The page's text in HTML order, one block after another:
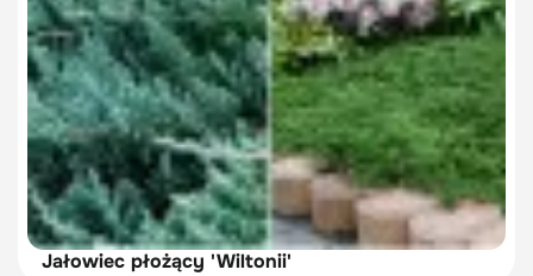
Jałowiec płożący 'Wiltonii'